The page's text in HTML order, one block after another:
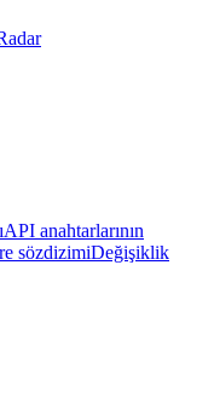
API anahtarlarının
sözdizimiDeğişiklik